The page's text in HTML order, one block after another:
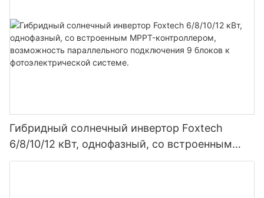
Гибридный солнечный инвертор Foxtech
6/8/10/12 кВт, однофазный, со встроенным
MPPT-контроллером, возможность